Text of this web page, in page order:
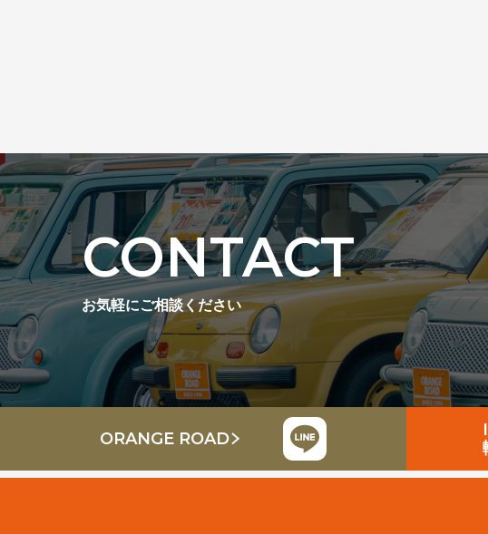
CONTACT
お気軽にご相談ください
ORANGE ROAD